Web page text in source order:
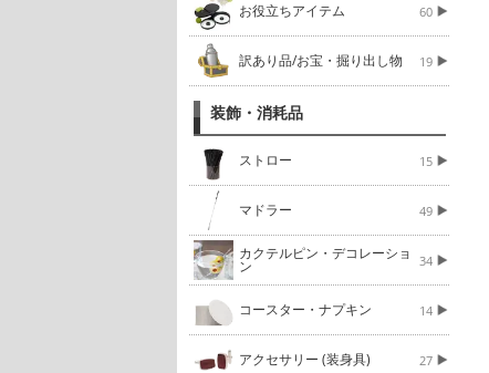
お役立ちアイテム 60
訳あり品/お宝・掘り出し物 19
装飾・消耗品
ストロー 15
マドラー 49
カクテルピン・デコレーショ
ン 34
コースター・ナプキン 14
アクセサリー (装身具) 27